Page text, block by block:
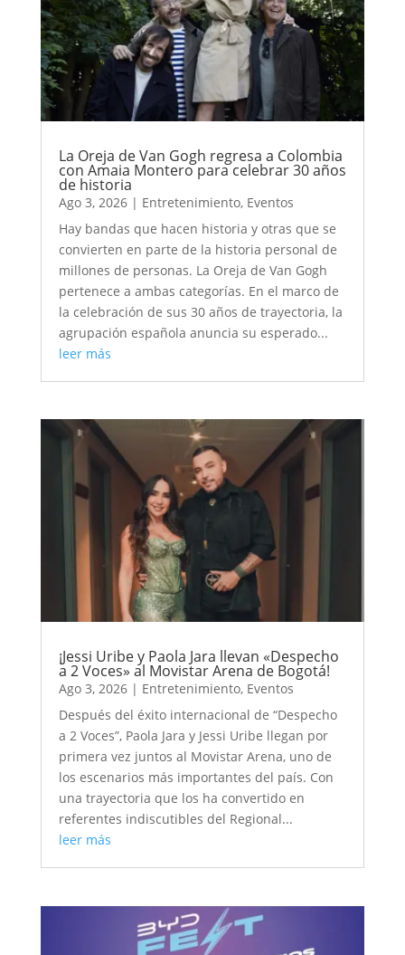
La Oreja de Van Gogh regresa a Colombia
con Amaia Montero para celebrar 30 años
de historia
Ago 3, 2026| Entretenimiento, Eventos
Hay bandas que hacen historia y otras que se
convierten en parte de la historia personal de
millones de personas. La Oreja de Van Gogh
pertenece a ambas categorías. En el marco de
la celebración de sus 30 años de trayectoria, la
agrupación española anuncia su esperado...
leer más
¡Jessi Uribe y Paola Jara llevan «Despecho
a 2 Voces» al Movistar Arena de Bogotá!
Ago 3, 2026| Entretenimiento, Eventos
Después del éxito internacional de “Despecho
a 2 Voces”, Paola Jara y Jessi Uribe llegan por
primera vez juntos al Movistar Arena, uno de
los escenarios más importantes del país. Con
una trayectoria que los ha convertido en
referentes indiscutibles del Regional...
leer más